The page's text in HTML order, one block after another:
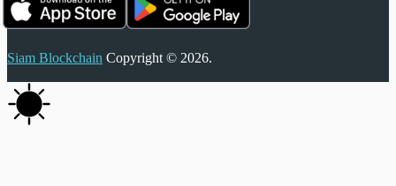
Siam Blockchain Copyright © 2026.